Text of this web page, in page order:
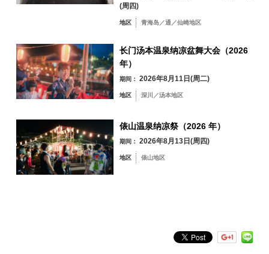
« 7 月 9 月 »
按地区搜索 by Area
油谷／日置地区
崎地区
深川／汤本地区
三隅地区
(周四)
地区 青海岛／通／仙崎地区
长门汤本温泉纳凉盆舞大会（2026
年）
期间： 2026年8月11日(周二)
地区 深川／汤本地区
俵山温泉纳凉祭（2026 年）
期间： 2026年8月13日(周四)
地区 俵山地区